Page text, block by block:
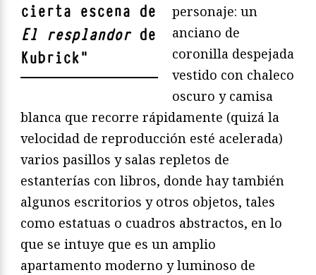
cierta escena de
El resplandorde
Kubrick"
personaje: un
anciano de
coronilla despejada
vestido con chaleco
oscuro y camisa
blanca que recorre rápidamente (quizá la
velocidad de reproducción esté acelerada)
varios pasillos y salas repletos de
estanterías con libros, donde hay también
algunos escritorios y otros objetos, tales
como estatuas o cuadros abstractos, en lo
que se intuye que es un amplio
apartamento moderno y luminoso de